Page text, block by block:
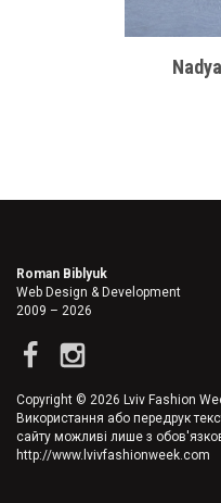
Roman Biblyuk
Web Design & Development
2009 – 2026
Copyright © 2026 Lviv Fashion
Використання або передрук
сайту можливі лише з
http://www.lvivfashionweek.com